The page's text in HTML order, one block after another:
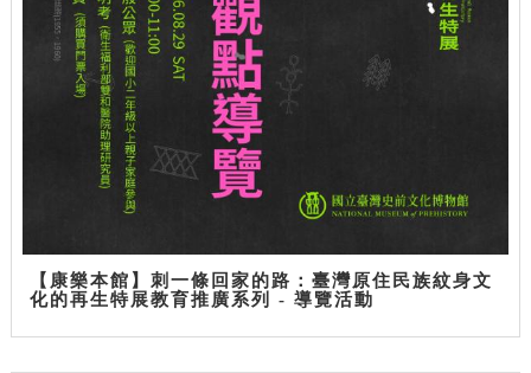
【康樂本館】刺一條回家的路：臺灣原住民族紋身文
化的再生特展教育推廣系列 - 導覽活動